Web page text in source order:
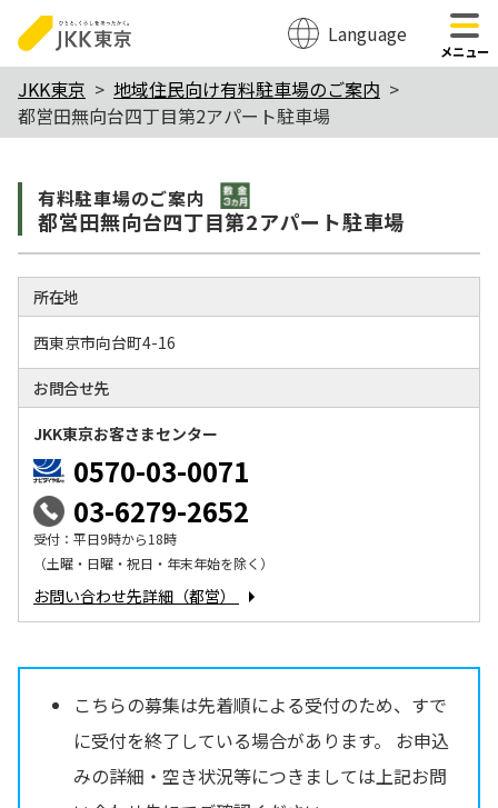
のページの本文へ移動
Language
メニュー
JKK東京
地域住民向け有料駐車場のご案内
都営田無向台四丁目第2アパート駐車場
有料駐⾞場のご案内 敷金3か月
都営田無向台四丁目第2アパート駐車場
所在地
西東京市向台町4-16
お問合せ先
JKK東京お客さまセンター
0570-03-0071
03-6279-2652
受付：平日9時から18時
（土曜・日曜・祝日・年末年始を除く）
お問い合わせ先詳細（都営）
こちらの募集は先着順による受付のため、すで
に受付を終了している場合があります。 お申込
みの詳細・空き状況等につきましては上記お問